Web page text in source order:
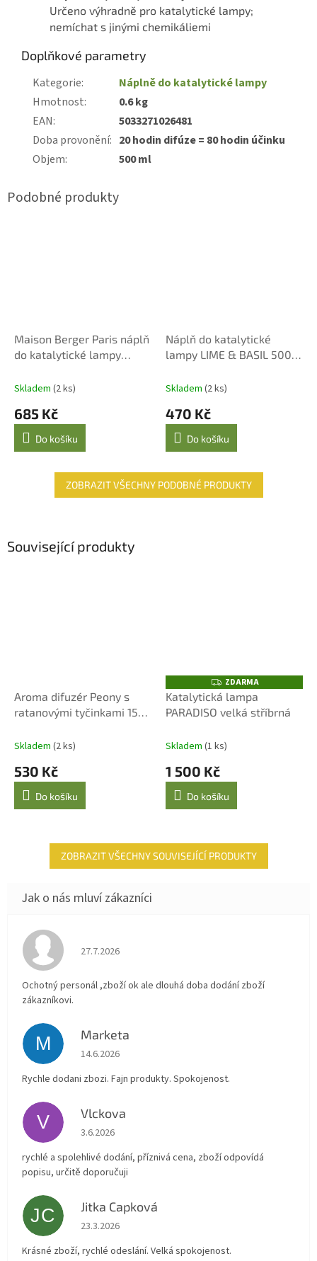
Určeno výhradně pro katalytické lampy;
nemíchat s jinými chemikáliemi
Doplňkové parametry
Kategorie:
Náplně do katalytické lampy
Hmotnost:
0.6 kg
EAN:
5033271026481
Doba provonění: 20 hodin difúze = 80 hodin účinku
Objem: 500 ml
Maison Berger Paris náplň
do katalytické lampy
Skladem (2 ks)
685 Kč
Do košíku
Náplň do katalytické
lampy LIME & BASIL 500
Skladem (2 ks)
470 Kč
Do košíku
ZOBRAZIT VŠECHNY PODOBNÉ PRODUKTY
Související produkty
Aroma difuzér Peony s
ratanovými tyčinkami 150
Skladem (2 ks)
530 Kč
Do košíku
Z
D
A
R
ZDARMA
Katalytická lampa
PARADISO velká stříbrná
Skladem (1 ks)
1 500 Kč
Do košíku
ZOBRAZIT VŠECHNY SOUVISEJÍCÍ PRODUKTY
Hodnocení obchodu je 4 z 5 hvězdiček.
27.7.2026
Ochotný personál ,zboží ok ale dlouhá doba dodání zboží
zákazníkovi.
M Marketa
Hodnocení obchodu je 5 z 5 hvězdiček.
14.6.2026
Rychle dodani zbozi. Fajn produkty. Spokojenost.
V Vlckova
Hodnocení obchodu je 5 z 5 hvězdiček.
3.6.2026
rychlé a spolehlivé dodání, příznivá cena, zboží odpovídá
popisu, určitě doporučuji
JC Jitka Capková
Hodnocení obchodu je 5 z 5 hvězdiček.
23.3.2026
Krásné zboží, rychlé odeslání. Velká spokojenost.